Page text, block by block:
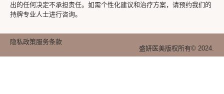
出的任何决定不承担责任。如需个性化建议和治疗方案，请预约我们的
持牌专业人士进行咨询。
隐私政策服务条款
盛妍医美版权所有© 2024.